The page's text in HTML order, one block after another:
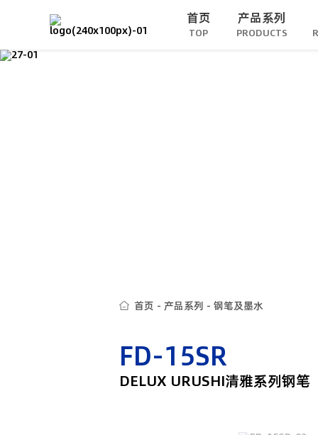
首页
TOP
产品系列
PRODUCTS
首页 - 产品系列 - 钢笔及墨水
FD-15SR
DELUX URUSHI清雅系列钢笔